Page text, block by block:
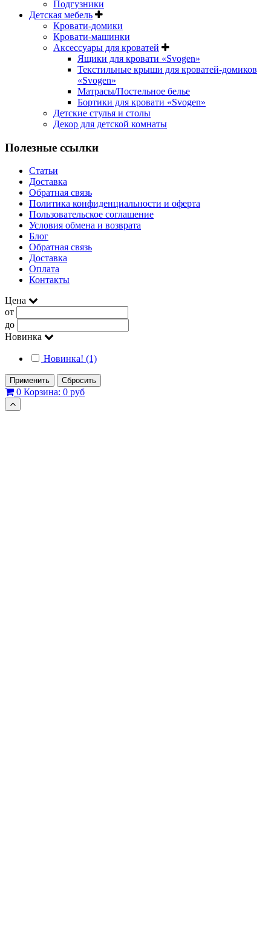
Подгузники
Детская мебель
Кровати-домики
Кровати-машинки
Аксессуары для кроватей
Ящики для кровати «Svogen»
Текстильные крыши для кроватей-домиков
«Svogen»
Матрасы/Постельное белье
Бортики для кровати «Svogen»
Детские стулья и столы
Декор для детской комнаты
Полезные ссылки
Статьи
Доставка
Обратная связь
Политика конфиденциальности и оферта
Пользовательское соглашение
Условия обмена и возврата
Блог
Обратная связь
Доставка
Оплата
Контакты
Цена
от
до
Новинка
Новинка! (1)
Применить Сбросить
0 Корзина: 0 руб